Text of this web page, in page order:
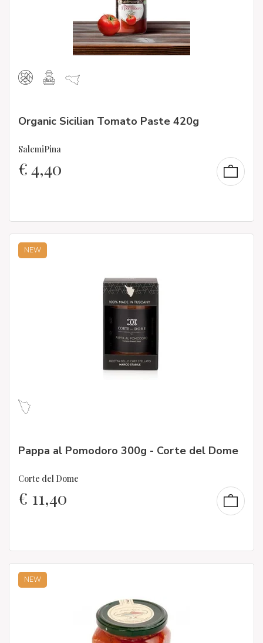
Organic Sicilian Tomato Paste 420g
SalemiPina
€4,40
NEW
Pappa al Pomodoro 300g - Corte del Dome
Corte del Dome
€ 11,40
NEW